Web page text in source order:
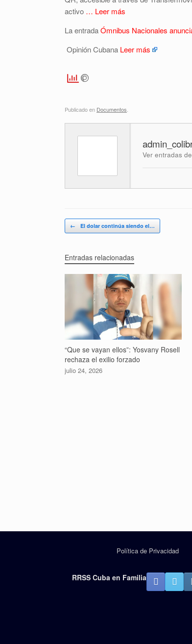
activo … Leer más
La entradaÓmnibus Nacionales
Opinión Cubana Leer más
Publicado en Documentos
Ver entradas
Navegador de artículos
← El dolar continúa siendo el…
Entradas relacionadas
“Que se vayan ellos”: Yosvany Rosell
rechaza el exilio forzado
julio 24, 2026
Política de Privacidad
RRSS Cuba en Familia